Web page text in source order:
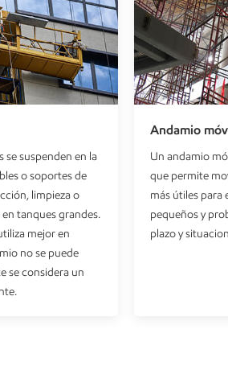
se suspenden en la
o soportes de
limpieza o
tanques grandes.
mejor en
no se puede
se considera un
Andamio
Un andamio
que permite
más útiles para
pequeños y
plazo y